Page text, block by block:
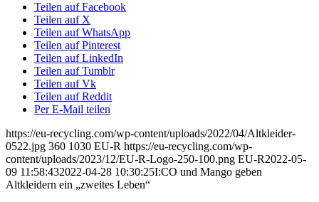
Teilen auf Facebook
Teilen auf X
Teilen auf WhatsApp
Teilen auf Pinterest
Teilen auf LinkedIn
Teilen auf Tumblr
Teilen auf Vk
Teilen auf Reddit
Per E-Mail teilen
https://eu-recycling.com/wp-content/uploads/2022/04/Altkleider-
0522.jpg 360 1030 EU-R https://eu-recycling.com/wp-
content/uploads/2023/12/EU-R-Logo-250-100.png EU-R2022-05-
09 11:58:432022-04-28 10:30:25I:CO und Mango geben
Altkleidern ein „zweites Leben“